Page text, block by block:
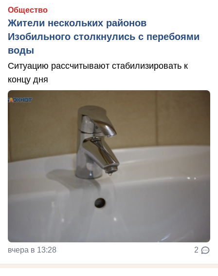
Общество
Жители нескольких районов
Изобильного столкнулись с перебоями
воды
Ситуацию рассчитывают стабилизировать к
концу дня
вчера в 13:28 2